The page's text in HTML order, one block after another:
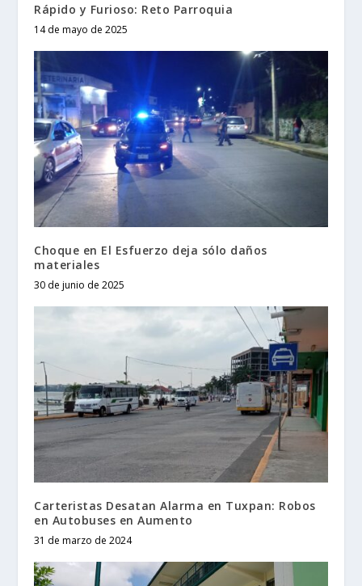
Rápido y Furioso: Reto Parroquia
14 de mayo de 2025
Choque en El Esfuerzo deja sólo daños
materiales
30 de junio de 2025
Carteristas Desatan Alarma en Tuxpan: Robos
en Autobuses en Aumento
31 de marzo de 2024